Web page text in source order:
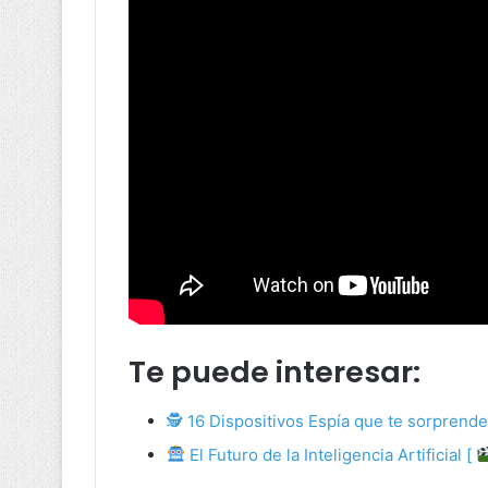
Te puede interesar:
🕵 16 Dispositivos Espía que te
El Futuro de la Inteligencia Artificial [